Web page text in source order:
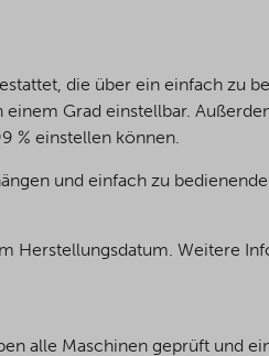
die über ein einfach zu
Grad einstellbar.
% einstellen können.
und einfach zu
Herstellungsdatum. Weitere
alle Maschinen geprüft und